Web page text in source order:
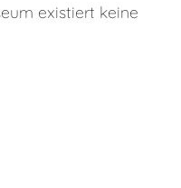
existiert keine